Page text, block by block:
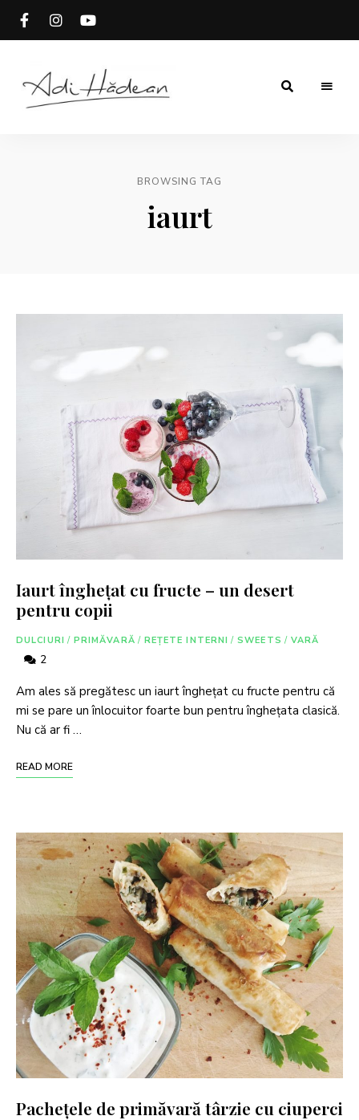
BROWSING TAG
iaurt
Iaurt înghețat cu fructe – un desert
pentru copii
DULCIURI / PRIMĂVARĂ / REȚETE INTERNI / SWEETS / VARĂ
2
Am ales să pregătesc un iaurt înghețat cu fructe pentru că
mi se pare un înlocuitor foarte bun pentru înghețata clasică.
Nu că ar fi …
READ MORE
Pachețele de primăvară târzie cu ciuperci